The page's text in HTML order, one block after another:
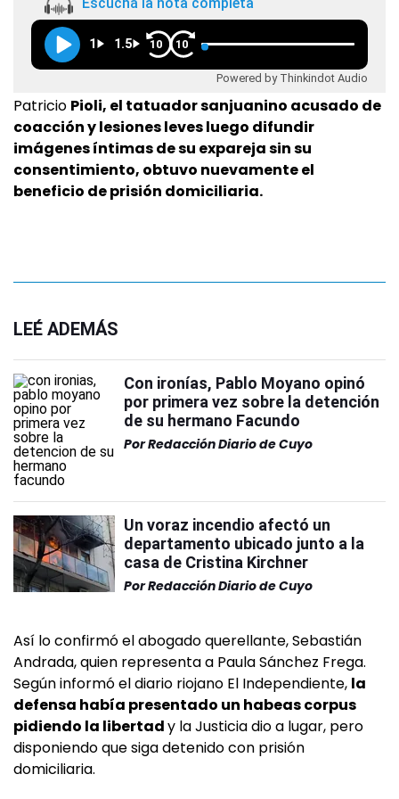
Escuchá la nota completa
1 1.5 10 10
Powered by Thinkindot Audio
Patricio Pioli, el tatuador sanjuanino acusado de
coacción y lesiones leves luego difundir
imágenes íntimas de su expareja sin su
consentimiento, obtuvo nuevamente el
beneficio de prisión domiciliaria.
LEÉ ADEMÁS
Con ironías, Pablo Moyano opinó
por primera vez sobre la detención
de su hermano Facundo
PorRedacción Diario de Cuyo
Un voraz incendio afectó un
departamento ubicado junto a la
casa de Cristina Kirchner
PorRedacción Diario de Cuyo
Así lo confirmó el abogado querellante, Sebastián
Andrada, quien representa a Paula Sánchez Frega.
Según informó el diario riojano El Independiente, la
defensa había presentado un habeas corpus
pidiendo la libertady la Justicia dio a lugar, pero
disponiendo que siga detenido con prisión
domiciliaria.